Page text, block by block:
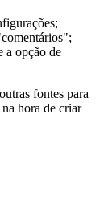
a opção de
fontes para
hora de criar